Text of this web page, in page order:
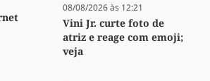
08/08/2026 às 12:21
Vini Jr. curte foto de
atriz e reage com emoji;
veja